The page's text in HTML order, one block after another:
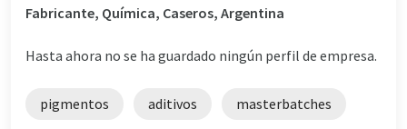
Fabricante, Química, Caseros, Argentina
Hasta ahora no se ha guardado ningún perfil de empresa.
pigmentos aditivos masterbatches